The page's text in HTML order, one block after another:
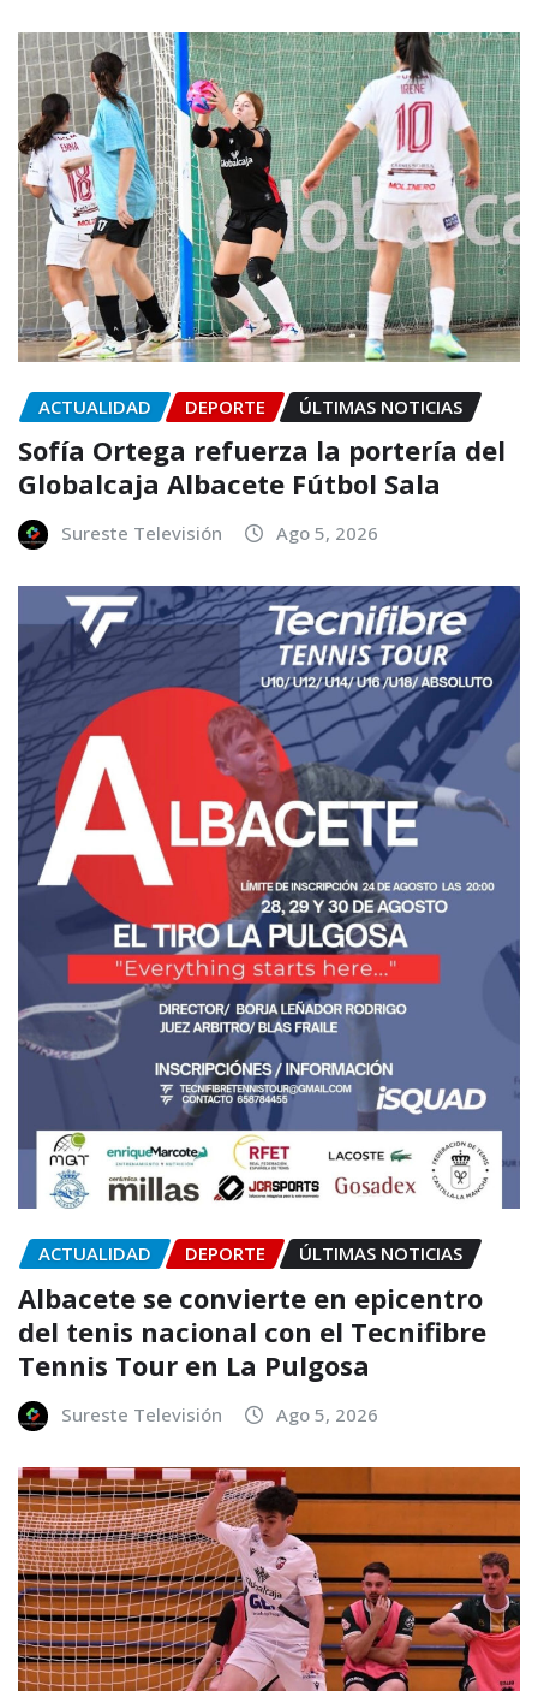
ACTUALIDAD DEPORTE ÚLTIMAS NOTICIAS
Sofía Ortega refuerza la portería del
Globalcaja Albacete Fútbol Sala
Sureste Televisión Ago 5, 2026
ACTUALIDAD DEPORTE ÚLTIMAS NOTICIAS
Albacete se convierte en epicentro
del tenis nacional con el Tecnifibre
Tennis Tour en La Pulgosa
Sureste Televisión Ago 5, 2026